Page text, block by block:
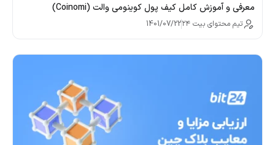
معرفی و آموزش کامل کیف پول کوینومی والت (Coinomi)
تیم محتوای بیت ۲۴ 1401/07/22